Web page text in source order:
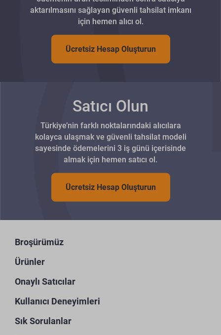
aktarılmasını sağlayan güvenli tahsilat imkanı
için hemen alıcı ol.
Ücretsiz Hesap Oluşturun
Satıcı Olun
Türkiye’nin farklı noktalarındaki alıcılara
kolayca ulaşmak ve güvenli tahsilat modeli
sayesinde ödemelerini 3 iş günü içerisinde
almak için hemen satıcı ol.
Ücretsiz Hesap Oluşturun
Broşürümüz
Ürünler
Onaylı Satıcılar
Kullanıcı Deneyimleri
Sık Sorulanlar